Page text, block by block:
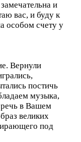
и
вас, и буду к
особом счету у
Вернули
постичь
музыка,
в Вашем
великих
под